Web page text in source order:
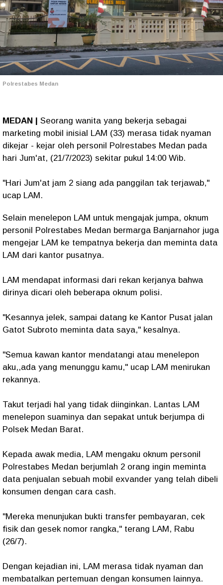
Polrestabes Medan
MEDAN | Seorang wanita yang bekerja sebagai
marketing mobil inisial LAM (33) merasa tidak nyaman
dikejar - kejar oleh personil Polrestabes Medan pada
hari Jum'at, (21/7/2023) sekitar pukul 14:00 Wib.
"Hari Jum'at jam 2 siang ada panggilan tak terjawab,"
ucap LAM.
Selain menelepon LAM untuk mengajak jumpa, oknum
personil Polrestabes Medan bermarga Banjarnahor juga
mengejar LAM ke tempatnya bekerja dan meminta data
LAM dari kantor pusatnya.
LAM mendapat informasi dari rekan kerjanya bahwa
dirinya dicari oleh beberapa oknum polisi.
"Kesannya jelek, sampai datang ke Kantor Pusat jalan
Gatot Subroto meminta data saya," kesalnya.
"Semua kawan kantor mendatangi atau menelepon
aku,,ada yang menunggu kamu," ucap LAM menirukan
rekannya.
Takut terjadi hal yang tidak diinginkan. Lantas LAM
menelepon suaminya dan sepakat untuk berjumpa di
Polsek Medan Barat.
Kepada awak media, LAM mengaku oknum personil
Polrestabes Medan berjumlah 2 orang ingin meminta
data penjualan sebuah mobil exvander yang telah dibeli
konsumen dengan cara cash.
"Mereka menunjukan bukti transfer pembayaran, cek
fisik dan gesek nomor rangka," terang LAM, Rabu
(26/7).
Dengan kejadian ini, LAM merasa tidak nyaman dan
membatalkan pertemuan dengan konsumen lainnya.